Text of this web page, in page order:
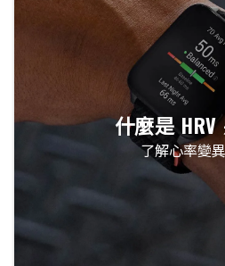
什麼是 HRV
了解心率變